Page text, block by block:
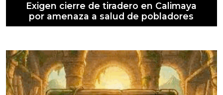
Exigen cierre de tiradero en Calimaya
por amenaza a salud de pobladores